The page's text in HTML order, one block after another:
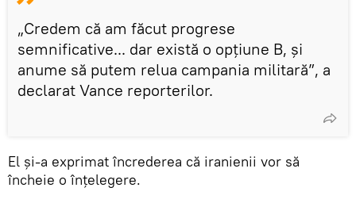
„Credem că am făcut progrese
semnificative... dar există o opțiune B, și
anume să putem relua campania militară”, a
declarat Vance reporterilor.
El și-a exprimat încrederea că iranienii vor să
încheie o înțelegere.